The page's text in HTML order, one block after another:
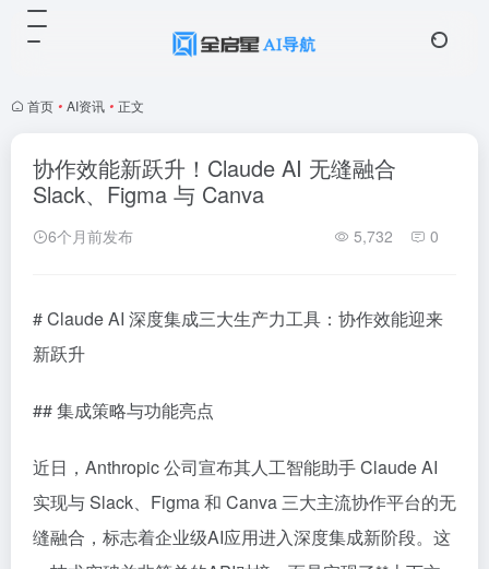
首页 • AI资讯 • 正文
协作效能新跃升！Claude AI 无缝融合
Slack、Figma 与 Canva
6个月前发布 5,732 0
# Claude AI 深度集成三大生产力工具：协作效能迎来
新跃升
## 集成策略与功能亮点
近日，Anthropic 公司宣布其人工智能助手 Claude AI
实现与 Slack、Figma 和 Canva 三大主流协作平台的无
缝融合，标志着企业级AI应用进入深度集成新阶段。这